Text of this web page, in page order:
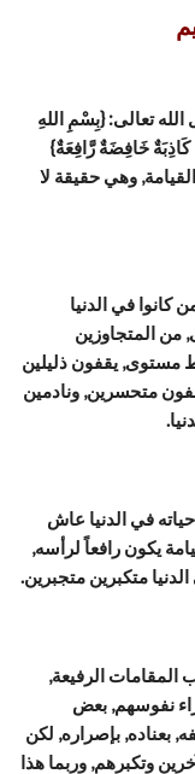
تعالى: {بِسْمِ اللهِ
خَافِضَةٌ رَّافِعَةٌ}
القيامة, وهي حقيقة لا
في الدنيا
من المتجاوزين
مستوى, يقفون ذليلين
متحسرين, ونادمين
في الدنيا عاش
يكون رافعاً لرأسه,
متكبرين متجبرين.
المقامات الرفيعة,
نفوسهم, بعض
بعناده, بإصراره, لكن
وتكبرهم, وربما هذا